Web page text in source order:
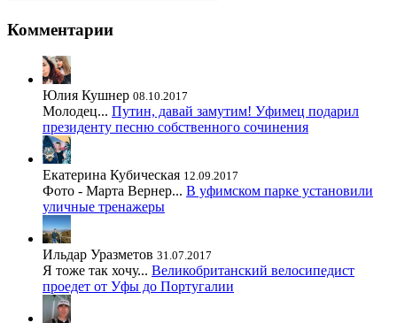
Комментарии
Юлия Кушнер 08.10.2017
Молодец... Путин, давай замутим! Уфимец подарил
президенту песню собственного сочинения
Екатерина Кубическая 12.09.2017
Фото - Марта Вернер... В уфимском парке установили
уличные тренажеры
Ильдар Уразметов 31.07.2017
Я тоже так хочу... Великобританский велосипедист
проедет от Уфы до Португалии